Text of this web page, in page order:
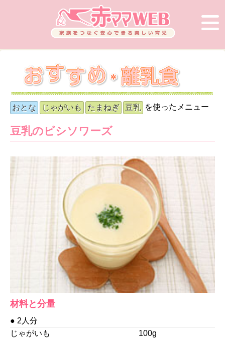
おとな じゃがいも たまねぎ 豆乳 を使ったメニュー
豆乳のビシソワーズ
材料と分量
● 2人分
じゃがいも
100g